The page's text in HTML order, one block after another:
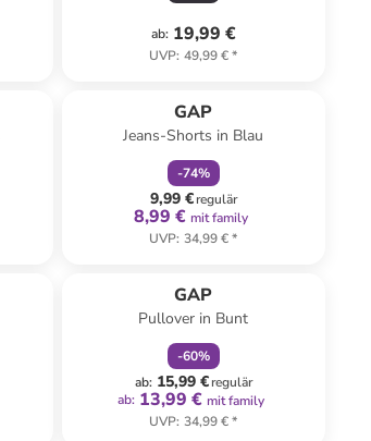
ab: 19,99 €
UVP: 49,99 €*
GAP
Jeans-Shorts in Blau
-74%
9,99 €regulär
8,99 € mit family
UVP: 34,99 €*
GAP
Pullover in Bunt
-60%
ab: 15,99 €regulär
ab: 13,99 € mit family
UVP: 34,99 €*